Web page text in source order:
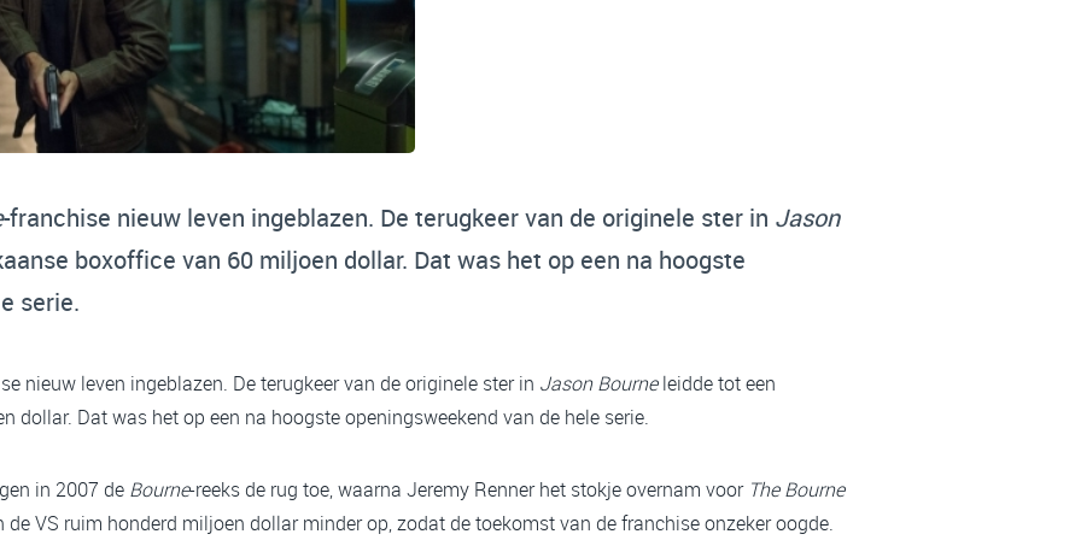
-franchise nieuw leven ingeblazen. De terugkeer van de originele ster in Jason
boxoffice van 60 miljoen dollar. Dat was het op een na hoogste
serie.
nieuw leven ingeblazen. De terugkeer van de originele ster in Jason Bourneleidde tot een
dollar. Dat was het op een na hoogste openingsweekend van de hele serie.
in 2007 de Bourne-reeks de rug toe, waarna Jeremy Renner het stokje overnam voor The Bourne
VS ruim honderd miljoen dollar minder op, zodat de toekomst van de franchise onzeker oogde.